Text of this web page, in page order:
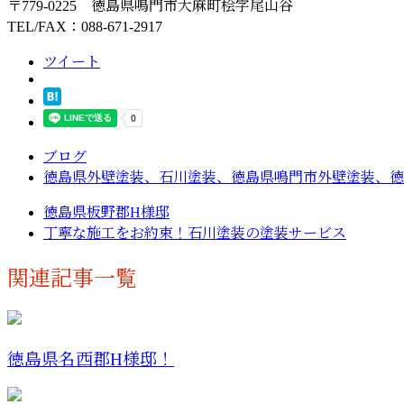
〒779-0225 徳島県鳴門市大麻町桧字尾山谷
TEL/FAX：088-671-2917
ツイート
ブログ
徳島県外壁塗装、石川塗装、徳島県鳴門市外壁塗装、
徳島県板野郡H様邸
丁寧な施工をお約束！石川塗装の塗装サービス
関連記事一覧
徳島県名西郡H様邸！